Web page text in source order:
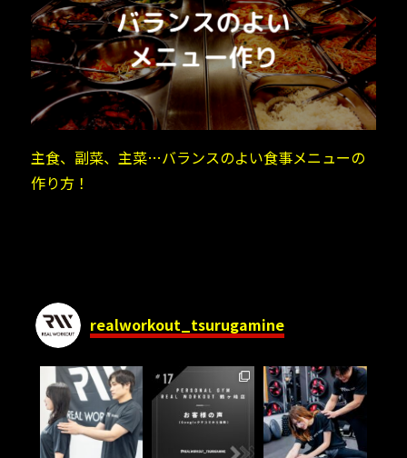
主食、副菜、主菜…バランスのよい食事メニューの
作り方！
realworkout_tsurugamine